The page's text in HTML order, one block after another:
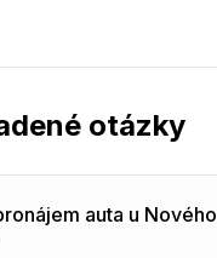
otázky
auta u Nového